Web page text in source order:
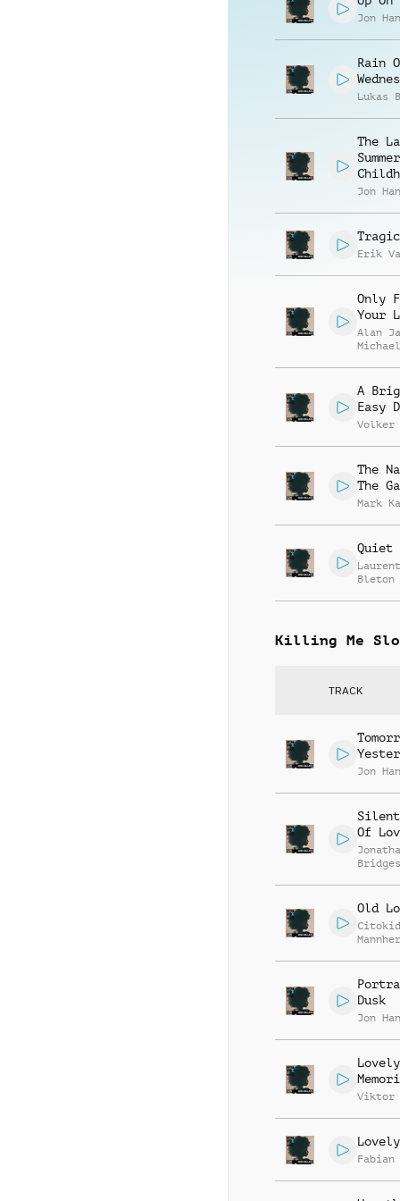
Jon
Rain
Lukas
The
Jon
Erik
Only
Your
Alan
A
Easy
Volker
The
The
Mark
Quiet
Bleton
Killing Me
TRACK
Jon
Of
Bridges
Old
Citokid
Dusk
Jon
Lovely
Viktor
Fabian